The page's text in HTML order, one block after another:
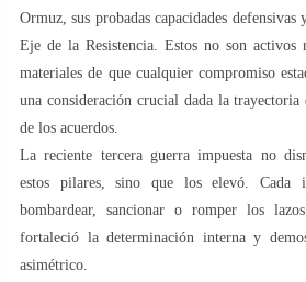
Ormuz, sus probadas capacidades
Eje de la Resistencia. Estos no son activos
materiales de que cualquier compromiso
una consideración crucial dada la trayectoria
de los acuerdos.
La reciente tercera guerra impuesta no
estos pilares, sino que los elevó. Cada
bombardear, sancionar o romper los
fortaleció la determinación interna y
asimétrico.